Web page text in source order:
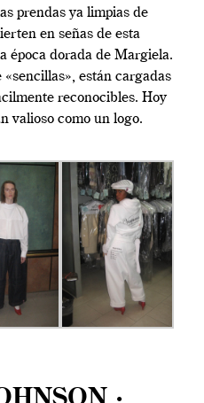
prendas ya limpias de
en señas de esta
época dorada de Margiela.
están cargadas
reconocibles. Hoy
valioso como un logo.